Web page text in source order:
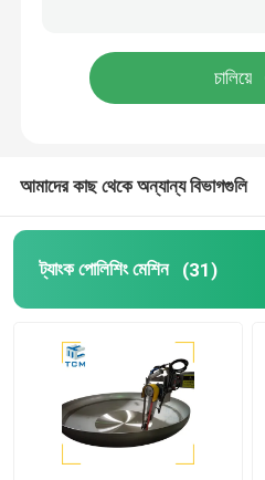
ওয়েল্ডিং পোলিশিং মেশিন
পলিশিং ভোগ্যপণ্য
ওয়েল্ডিং মেশিন
আমাদের কাছ থেকে অন্যান্য বিভাগগুলি
ট্যাংক পোলিশিং মেশিন (31)